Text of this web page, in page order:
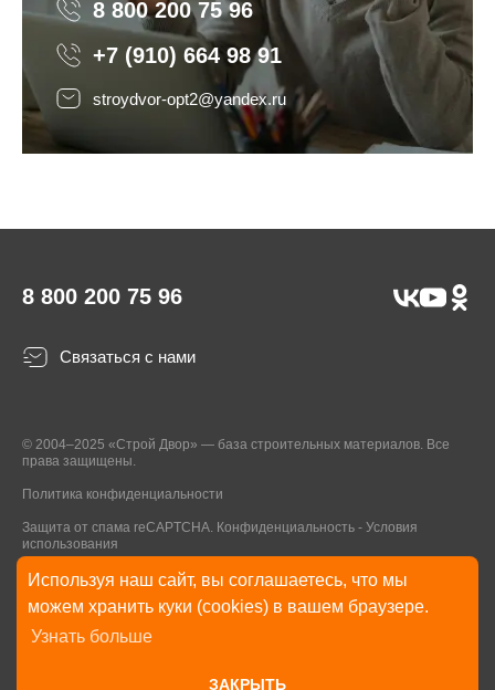
Используя наш сайт, вы соглашаетесь, что мы
можем хранить куки (cookies) в вашем браузере.
Узнать больше
ЗАКРЫТЬ
8 800 200 75 96 8 800 200 75 96
+7 (910) 664 98 91
stroydvor-opt2@yandex.ru
8 800 200 75 96
Связаться с нами
© 2004–2025 «Строй Двор» — база строительных материалов. Все
права защищены.
Политика конфиденциальности
Защита от спама reCAPTCHA. Конфиденциальность - Условия
использования
* Указанные на Сайте цены, комплектации, описания и технические
характеристики могут быть изменены в любое время без уведомления
пользователей Сайта. Внешний вид товаров и упаковки может